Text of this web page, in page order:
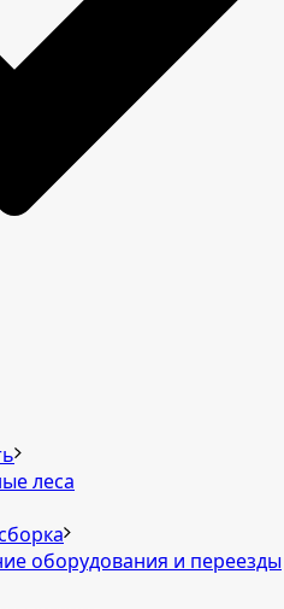
леса
оборудования и переезды